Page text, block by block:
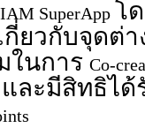
SuperApp โ
กี่ยวกับจุดต่
ในการ Co-
และมีสิทธิไ